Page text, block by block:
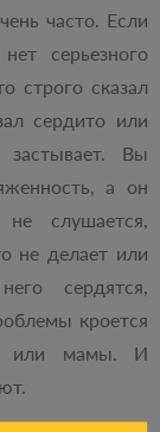
часто. Если
серьезного
строго сказал
сердито или
застывает. Вы
а он
слушается,
не делает или
сердятся,
кроется
или мамы. И